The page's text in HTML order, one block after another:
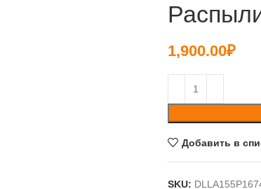
1,900.00₽
Добавить в
SKU: